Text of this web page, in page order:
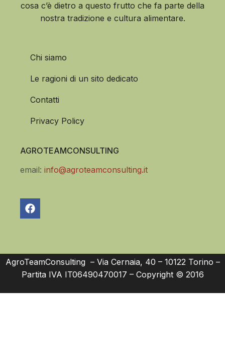
cosa c’è dietro a questo frutto che fa parte della
nostra tradizione e cultura alimentare.
Chi siamo
Le ragioni di un sito dedicato
Contatti
Privacy Policy
AGROTEAMCONSULTING
email: info@agroteamconsulting.it
AgroTeamConsulting – Via Cernaia, 40 – 10122 Torino –
Partita IVA IT06490470017 – Copyright © 2016